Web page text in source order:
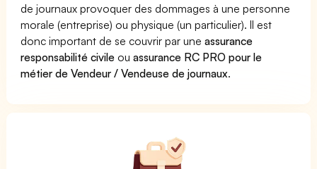
de journaux provoquer des dommages à une personne
morale (entreprise) ou physique (un particulier). Il est
donc important de se couvrir par uneassurance
responsabilité civile ouassurance RC PRO pour le
métier de Vendeur / Vendeuse de journaux.